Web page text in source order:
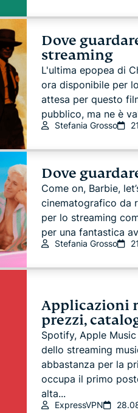
Dove
streaming
L'ultima epopea di
ora disponibile per
attesa per questo
pubblico, ma ne è
Stefania Grosso
Dove
Come on, Barbie,
cinematografico da
per lo streaming
per una fantastica
Stefania Grosso
Applicazioni
prezzi,
Spotify, Apple
dello streaming
abbastanza per la
occupa il primo
alta...
ExpressVPN